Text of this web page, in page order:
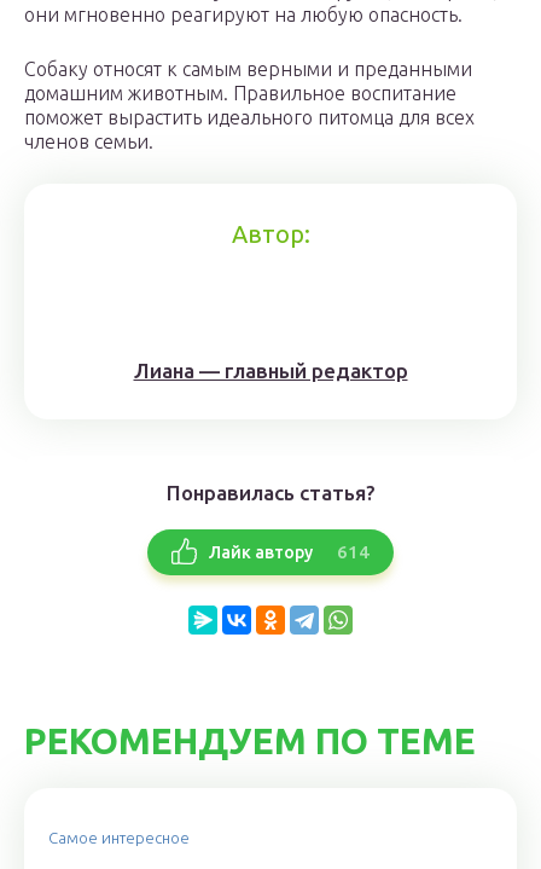
они мгновенно реагируют на любую опасность.
Собаку относят к самым верными и преданными
домашним животным. Правильное воспитание
поможет вырастить идеального питомца для всех
членов семьи.
Автор:
Лиана — главный редактор
Понравилась статья?
Лайк автору 614
РЕКОМЕНДУЕМ ПО ТЕМЕ
Самое интересное